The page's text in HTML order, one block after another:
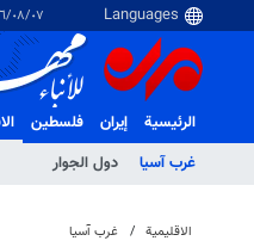
٠٧‏/٠٨‏/٢٠٢٦
الرئيسية إيران فلسطین
غرب آسیا
دول الجوار
الاقلیمیة غرب آسیا